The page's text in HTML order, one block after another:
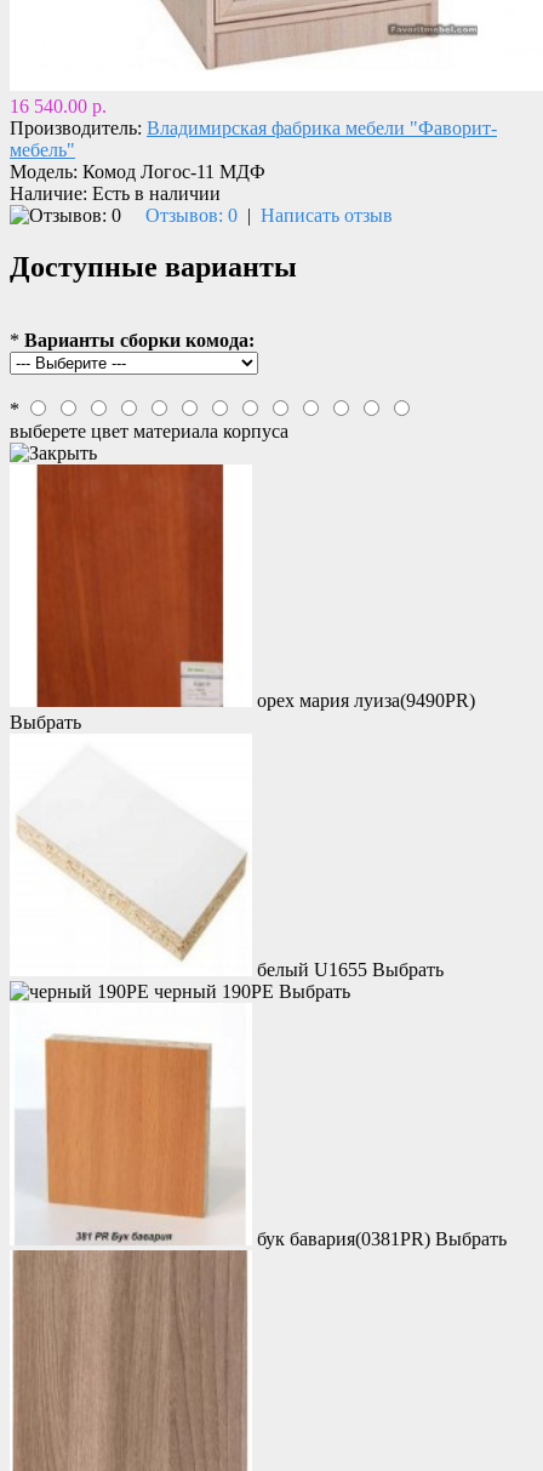
16 540.00 р.
Производитель: Владимирская фабрика мебели "Фаворит-
мебель"
Модель: Комод Логос-11 МДФ
Наличие: Есть в наличии
Отзывов: 0 | Написать отзыв
Доступные варианты
* Варианты сборки комода:
*
выберете цвет материала корпуса
орех мария луиза(9490PR)
Выбрать
белый U1655 Выбрать
черный 190PE Выбрать
бук бавария(0381PR) Выбрать